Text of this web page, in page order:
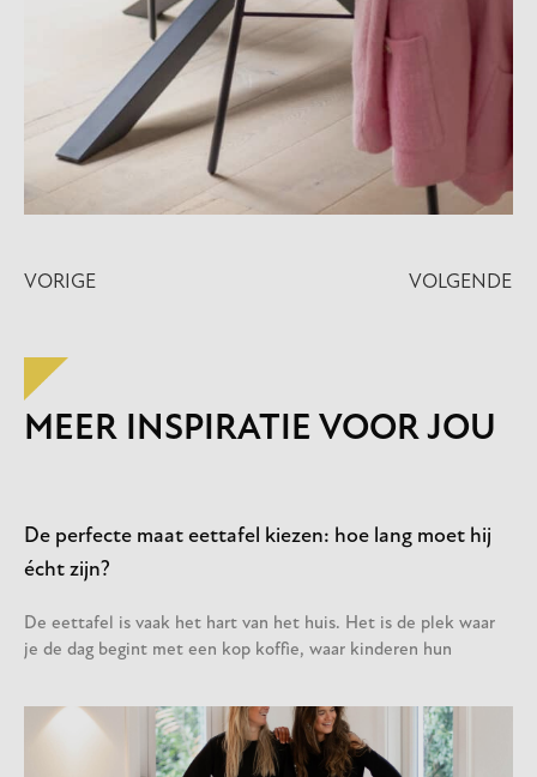
VORIGE VOLGENDE
MEER INSPIRATIE VOOR JOU
De perfecte maat eettafel kiezen: hoe lang moet hij
écht zijn?
De eettafel is vaak het hart van het huis. Het is de plek waar
je de dag begint met een kop koffie, waar kinderen hun